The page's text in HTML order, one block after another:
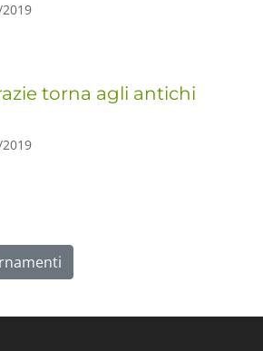
torna agli antichi